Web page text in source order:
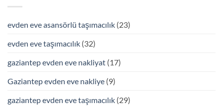
evden eve asansörlü taşımacılık (23)
evden eve taşımacılık (32)
gaziantep evden eve nakliyat (17)
Gaziantep evden eve nakliye (9)
gaziantep evden eve taşımacılık (29)